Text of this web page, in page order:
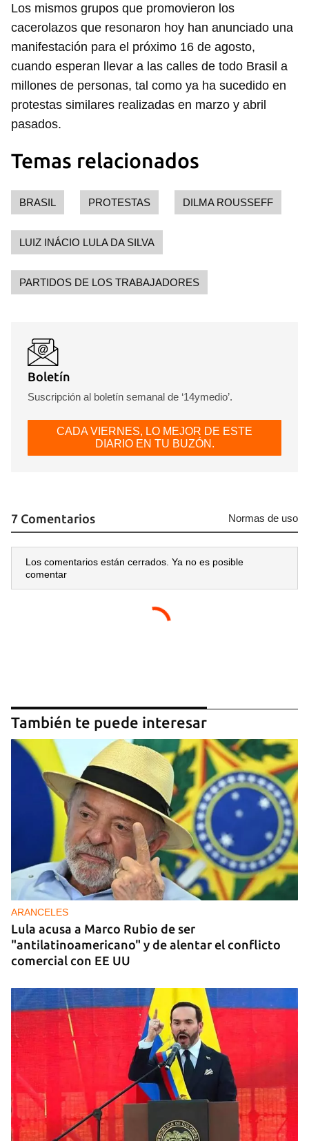
Guardar como favorito
Para poder guardar como favorito, primero has de
iniciar sesión con tu cuenta de 14ymedio.
INICIAR SESIÓN
Los mismos grupos que promovieron los
cacerolazos que resonaron hoy han anunciado una
manifestación para el próximo 16 de agosto,
cuando esperan llevar a las calles de todo Brasil a
millones de personas, tal como ya ha sucedido en
protestas similares realizadas en marzo y abril
pasados.
Temas relacionados
BRASIL PROTESTAS DILMA ROUSSEFF
LUIZ INÁCIO LULA DA SILVA
PARTIDOS DE LOS TRABAJADORES
Boletín
Suscripción al boletín semanal de ‘14ymedio’.
CADA VIERNES, LO MEJOR DE ESTE
DIARIO EN TU BUZÓN.
7 Comentarios Normas de uso
Los comentarios están cerrados. Ya no es posible
comentar
También te puede interesar
ARANCELES
Lula acusa a Marco Rubio de ser
"antilatinoamericano" y de alentar el conflicto
comercial con EE UU